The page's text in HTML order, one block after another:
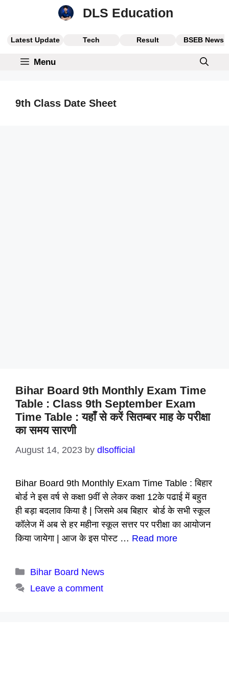
DLS Education
Latest Update Tech Result BSEB News
Menu
9th Class Date Sheet
Bihar Board 9th Monthly Exam Time
Table : Class 9th September Exam
Time Table : यहाँ से करें सितम्बर माह के परीक्षा
का समय सारणी
August 14, 2023 by dlsofficial
Bihar Board 9th Monthly Exam Time Table : बिहार
बोर्ड ने इस वर्ष से कक्षा 9वीं से लेकर कक्षा 12के पढाई में बहुत
ही बड़ा बदलाव किया है | जिसमे अब बिहार बोर्ड के सभी स्कूल
कॉलेज में अब से हर महीना स्कूल सत्तर पर परीक्षा का आयोजन
किया जायेगा | आज के इस पोस्ट … Read more
Categories
Bihar Board News
Leave a comment